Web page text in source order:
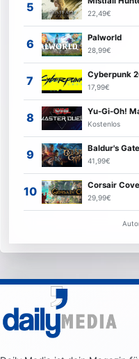
22,49€
Palworld
28,99€
Cyberpunk
17,99€
Yu-Gi-Oh!
Kostenlos
Baldur's
41,99€
Corsair Cove
29,99€